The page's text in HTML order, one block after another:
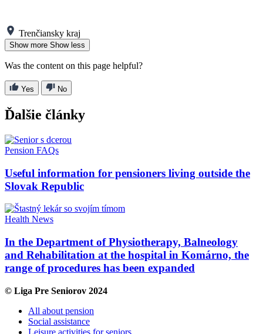
Trenčiansky kraj
Show more Show less
Was the content on this page helpful?
Yes No
Ďalšie články
Pension FAQs
Useful information for pensioners living outside the
Slovak Republic
Health News
In the Department of Physiotherapy, Balneology
and Rehabilitation at the hospital in Komárno, the
range of procedures has been expanded
© Liga Pre Seniorov 2024
All about pension
Social assistance
Leisure activities for seniors